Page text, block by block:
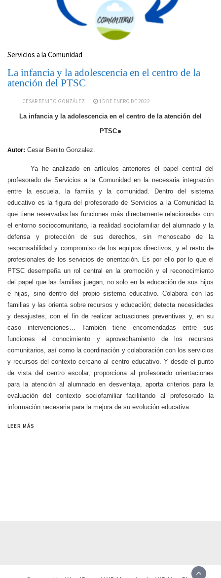
Servicios a la Comunidad
La infancia y la adolescencia en el centro de la
atención del PTSC
CESAR BENITO GONZÁLEZ 15 DE ENERO DE 2022
La infancia y la adolescencia en el centro de la atención del
PTSC.
Autor: Cesar Benito Gonzalez.
Ya he analizado en artículos anteriores el papel central del
profesorado de Servicios a la Comunidad en la necesaria integración
entre la escuela, la familia y la comunidad. Dentro del sistema
educativo es la figura del profesorado de Servicios a la Comunidad la
que tiene reservadas las funciones más directamente relacionadas con
el entorno sociocomunitario, la realidad sociofamiliar del alumnado y la
defensa y protección de sus derechos, sin menoscabo de la
responsabilidad y compromiso de los equipos directivos, y el resto de
profesionales de los servicios de orientación. Es por ello por lo que el
PTSC desempeña un rol central en la promoción y el reconocimiento
del papel que las familias juegan, no solo en la educación de sus hijos
e hijas, sino dentro del propio sistema educativo. Colabora con las
familias y las orienta sobre recursos y educación; detecta necesidades
y desajustes, con el fin de realizar actuaciones preventivas y, en su
caso intervenciones… También tiene encomendadas entre sus
funciones el conocimiento y aprovechamiento de los recursos
comunitarios, así como la coordinación y colaboración con los servicios
y recursos del contexto cercano al centro educativo. Y desde el punto
de vista del centro escolar, proporciona al profesorado orientaciones
para la atención al alumnado en desventaja, aporta criterios para la
evaluación del contexto sociofamiliar facilitando al profesorado la
información necesaria para la mejora de su evolución educativa.
LEER MÁS